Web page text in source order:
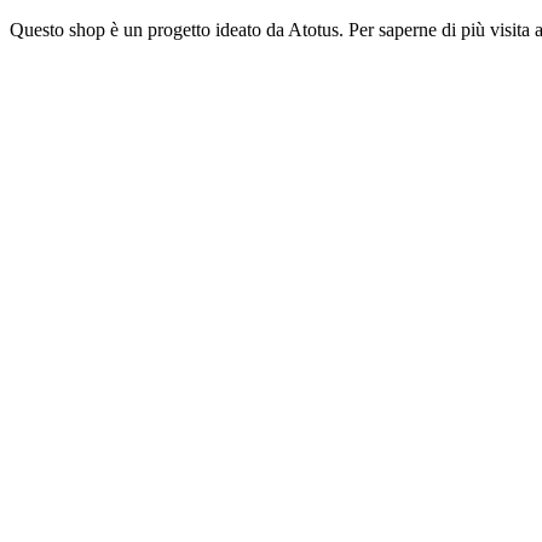
Vai
Questo shop è un progetto ideato da Atotus. Per saperne di più visita